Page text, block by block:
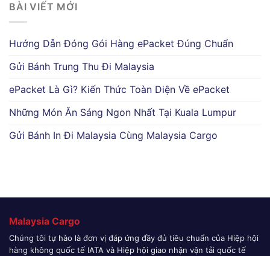
BÀI VIẾT MỚI
Hướng Dẫn Đóng Gói Hàng ePacket Đúng Chuẩn
Gửi Bánh Trung Thu Đi Malaysia
ePacket Là Gì? Kiến Thức Toàn Diện Về ePacket
Những Món Ăn Sáng Ngon Nhất Tại Kuala Lumpur
Gửi Bánh In Đi Malaysia Cùng Malaysia Cargo
Malaysia Cargo
Chúng tôi tự hào là đơn vị đáp ứng đầy đủ tiêu chuẩn của Hiệp hội
hàng không quốc tế IATA và Hiệp hội giao nhận vận tải quốc tế